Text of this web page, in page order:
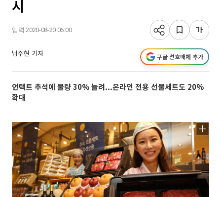
시
입력 2020-08-20 06:00
남주현 기자 구글 선호매체 추가
언택트 추석에 물량 30% 늘려...온라인 전용 선물세트도 20%
확대